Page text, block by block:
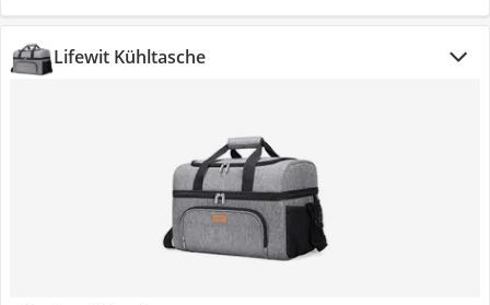
Lifewit Kühltasche